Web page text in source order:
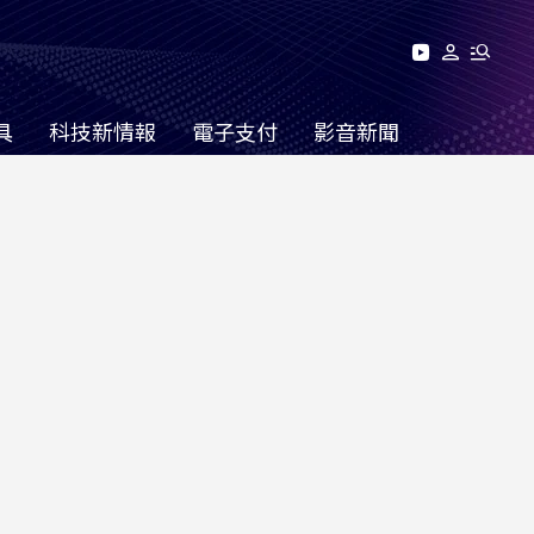
科技新情報 電子支付 影音新聞